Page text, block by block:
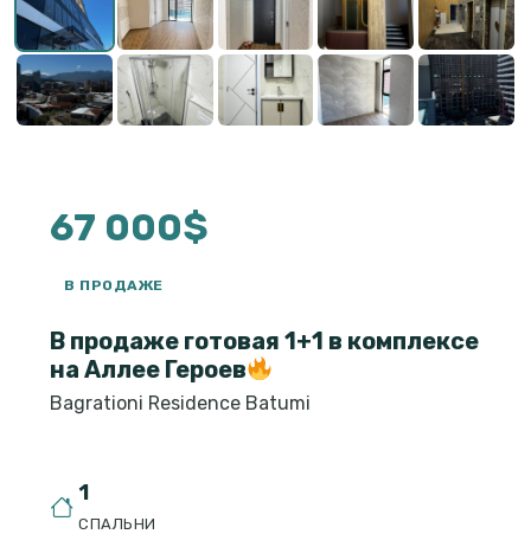
67 000$
В ПРОДАЖЕ
В продаже готовая 1+1 в комплексе
на Аллее Героев
Bagrationi Residence Batumi
1
СПАЛЬНИ